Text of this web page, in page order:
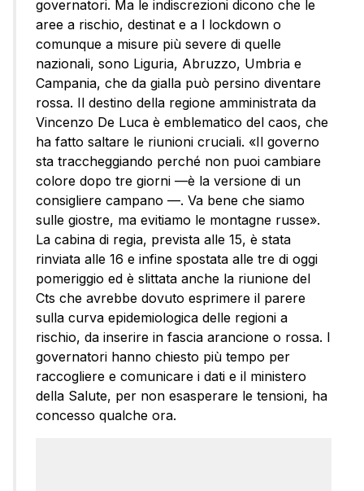
governatori. Ma le indiscrezioni dicono che le
aree a rischio, destinat e a l lockdown o
comunque a misure più severe di quelle
nazionali, sono Liguria, Abruzzo, Umbria e
Campania, che da gialla può persino diventare
rossa. Il destino della regione amministrata da
Vincenzo De Luca è emblematico del caos, che
ha fatto saltare le riunioni cruciali. «Il governo
sta traccheggiando perché non puoi cambiare
colore dopo tre giorni —è la versione di un
consigliere campano —. Va bene che siamo
sulle giostre, ma evitiamo le montagne russe».
La cabina di regia, prevista alle 15, è stata
rinviata alle 16 e infine spostata alle tre di oggi
pomeriggio ed è slittata anche la riunione del
Cts che avrebbe dovuto esprimere il parere
sulla curva epidemiologica delle regioni a
rischio, da inserire in fascia arancione o rossa. I
governatori hanno chiesto più tempo per
raccogliere e comunicare i dati e il ministero
della Salute, per non esasperare le tensioni, ha
concesso qualche ora.